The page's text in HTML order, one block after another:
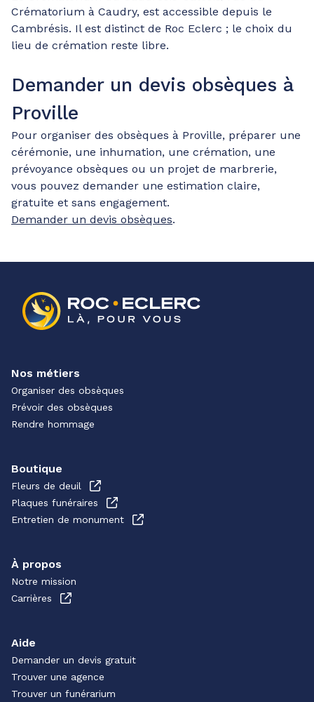
Crématorium à Caudry, est accessible depuis le
Cambrésis. Il est distinct de Roc Eclerc ; le choix du
lieu de crémation reste libre.
Demander un devis obsèques à
Proville
Pour organiser des obsèques à Proville, préparer une
cérémonie, une inhumation, une crémation, une
prévoyance obsèques ou un projet de marbrerie,
vous pouvez demander une estimation claire,
gratuite et sans engagement.
Demander un devis obsèques.
Nos métiers
Organiser des obsèques
Prévoir des obsèques
Rendre hommage
Boutique
Fleurs de deuil
Plaques funéraires
Entretien de monument
À propos
Notre mission
Carrières
Aide
Demander un devis gratuit
Trouver une agence
Trouver un funérarium